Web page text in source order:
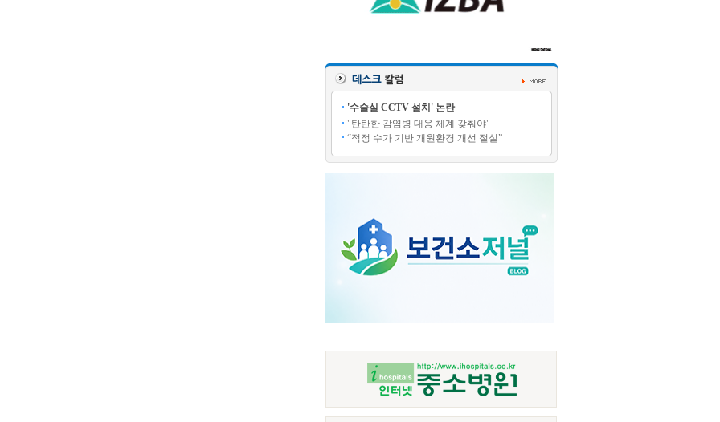
'수술실 CCTV 설치' 논란
"탄탄한 감염병 대응 체계 갖춰야"
“적정 수가 기반 개원환경 개선 절실”